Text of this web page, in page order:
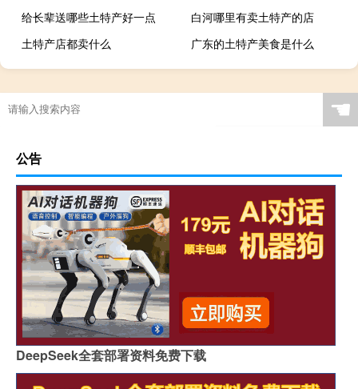
给长辈送哪些土特产好一点
白河哪里有卖土特产的店
土特产店都卖什么
广东的土特产美食是什么
☚
公告
DeepSeek全套部署资料免费下载